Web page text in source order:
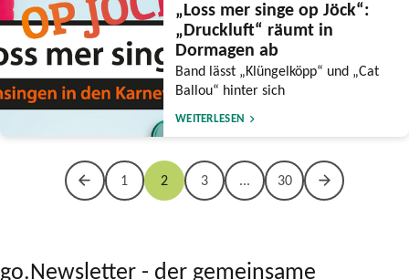
„Loss mer singe op Jöck“:
„Druckluft“ räumt in
Dormagen ab
Band lässt „Klüngelköpp“ und „Cat
Ballou“ hinter sich
WEITERLESEN
1 2 3 ... 30
go.Newsletter - der gemeinsame